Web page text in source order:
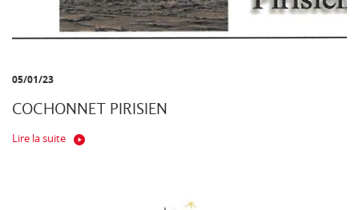
05/01/23
COCHONNET PIRISIEN
Lire la suite